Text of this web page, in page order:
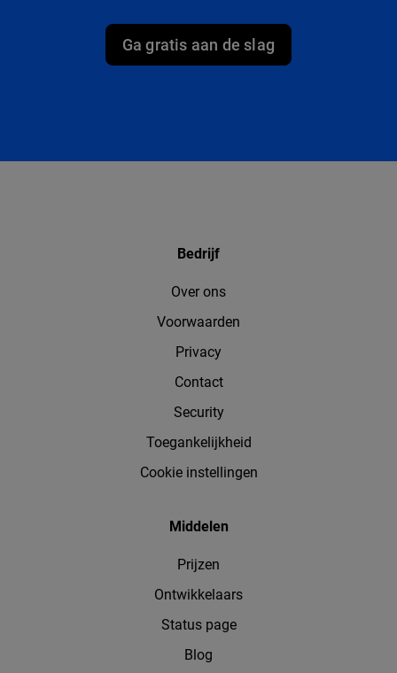
Ga gratis aan de slag
Bedrijf
Over ons
Voorwaarden
Privacy
Contact
Security
Toegankelijkheid
Cookie instellingen
Middelen
Prijzen
Ontwikkelaars
Status page
Blog